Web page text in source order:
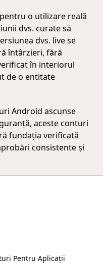
o utilizare reală
dvs. curate să
dvs. live se
întârzieri, fără
în interiorul
de o entitate
Android ascunse
aceste conturi
fundația verificată
consistente și
Pentru Aplicații